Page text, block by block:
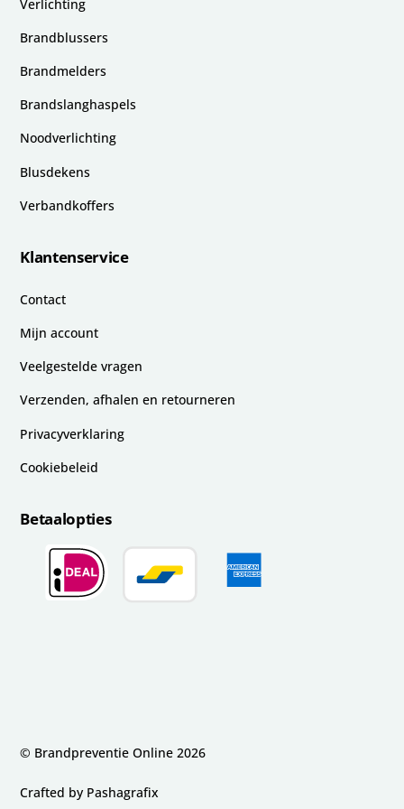
Verlichting
Brandblussers
Brandmelders
Brandslanghaspels
Noodverlichting
Blusdekens
Verbandkoffers
Klantenservice
Contact
Mijn account
Veelgestelde vragen
Verzenden, afhalen en retourneren
Privacyverklaring
Cookiebeleid
Betaalopties
© Brandpreventie Online2026
Crafted by Pashagrafix